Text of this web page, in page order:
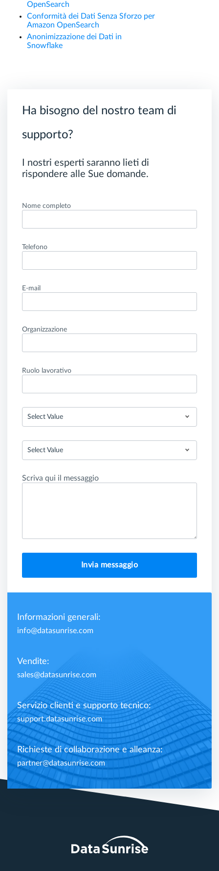
OpenSearch
Conformità dei Dati Senza Sforzo per
Amazon OpenSearch
Anonimizzazione dei Dati in
Snowflake
Ha bisogno del nostro team di
supporto?
I nostri esperti saranno lieti di
rispondere alle Sue domande.
Nome completo
Telefono
E-mail
Organizzazione
Ruolo lavorativo
Select Value
Select Value
Scriva qui il messaggio
Invia messaggio
Informazioni generali:
info@datasunrise.com
Vendite:
sales@datasunrise.com
Servizio clienti e supporto tecnico:
support.datasunrise.com
Richieste di collaborazione e alleanza:
partner@datasunrise.com